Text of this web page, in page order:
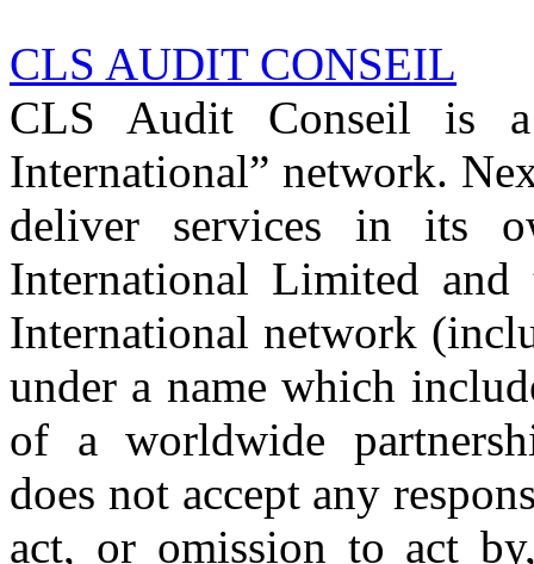
CLS AUDIT CONSEIL
CLS Audit Conseil is
International” network.
deliver services in its
International Limited
International network
under a name which
of a worldwide
does not accept any
act, or omission to act